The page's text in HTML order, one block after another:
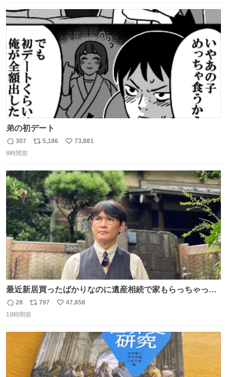
ト
数
数
弟の初デート
返
信
307
リ
ト
数
5,186
い
数
73,881
8時間前
最近新居買ったばかりなのに遺産相続で家もらっちゃった
長男
返
信
28
リ
ポ
数
797
い
数
47,858
19時間前